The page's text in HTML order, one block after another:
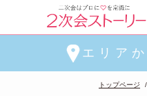
エリア
トップページ